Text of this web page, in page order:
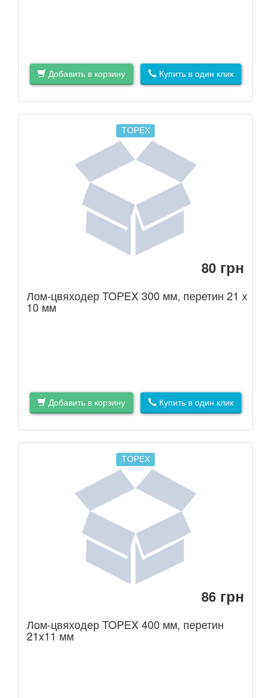
Добавить в корзину Купить в один клик
TOPEX
80 грн
Лом-цвяходер TOPEX 300 мм, перетин 21 х
10 мм
Добавить в корзину Купить в один клик
TOPEX
86 грн
Лом-цвяходер TOPEX 400 мм, перетин
21x11 мм